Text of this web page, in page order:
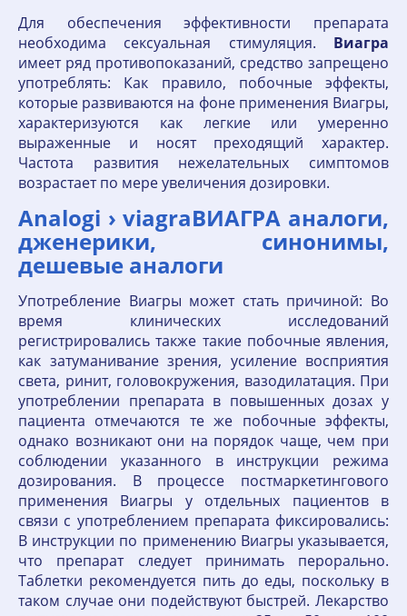
Для обеспечения эффективности препарата
необходима сексуальная стимуляция. Виагра
имеет ряд противопоказаний, средство запрещено
употреблять: Как правило, побочные эффекты,
которые развиваются на фоне применения Виагры,
характеризуются как легкие или умеренно
выраженные и носят преходящий характер.
Частота развития нежелательных симптомов
возрастает по мере увеличения дозировки.
Analogi › viagraВИАГРА аналоги,
дженерики, синонимы,
дешевые аналоги
Употребление Виагры может стать причиной: Во
время клинических исследований
регистрировались также такие побочные явления,
как затуманивание зрения, усиление восприятия
света, ринит, головокружения, вазодилатация. При
употреблении препарата в повышенных дозах у
пациента отмечаются те же побочные эффекты,
однако возникают они на порядок чаще, чем при
соблюдении указанного в инструкции режима
дозирования. В процессе постмаркетингового
применения Виагры у отдельных пациентов в
связи с употреблением препарата фиксировались:
В инструкции по применению Виагры указывается,
что препарат следует принимать перорально.
Таблетки рекомендуется пить до еды, поскольку в
таком случае они подействуют быстрей. Лекарство